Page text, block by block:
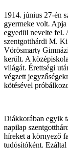
1914. június 27-én
gyermeke volt. Apja
egyedül nevelte fel.
szentgotthárdi M.
Vörösmarty
került. A
világát. Érettségi
végzett
kötésével
Diákkorában egyik
napilap
híreket a környező
tudósítóként. Ezáltal